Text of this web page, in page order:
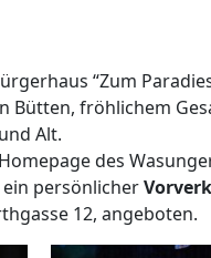
“Zum
fröhlichem
Alt.
des
persönlicher
12, angeboten.